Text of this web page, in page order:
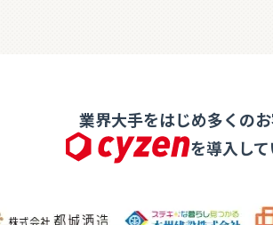
業界大手をはじめ多くの
を導入して